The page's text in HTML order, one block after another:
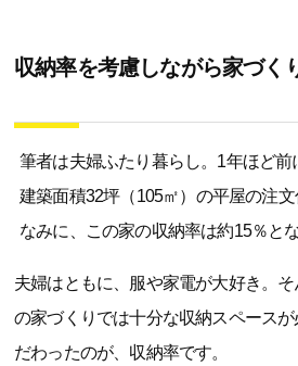
収納率を考慮しながら家づく
筆者は夫婦ふたり暮らし。1年ほど
建築面積32坪（105㎡）の平屋の注
なみに、この家の収納率は約15％と
夫婦はともに、服や家電が大好き。
の家づくりでは十分な収納スペース
だわったのが、収納率です。